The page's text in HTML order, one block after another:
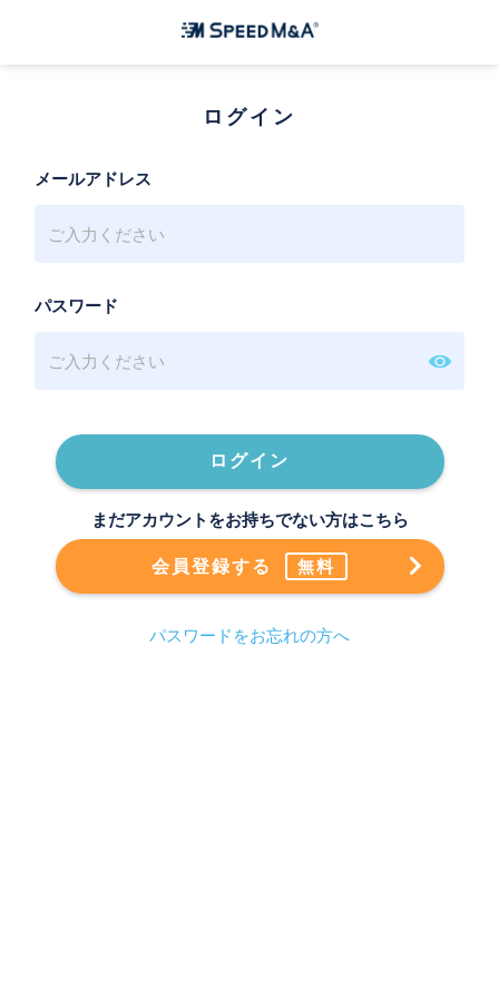
ログイン
メールアドレス
パスワード
ログイン
まだアカウントをお持ちでない方はこちら
会員登録する 無料
パスワードをお忘れの方へ